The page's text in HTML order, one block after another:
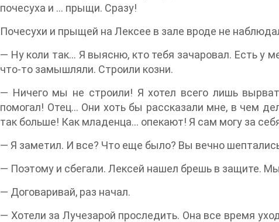
почесуха и … прыщи. Сразу!
Почесухи и прыщей на Лексее в зале вроде не
— Ну коли так… Я выясню, кто тебя зачаровал. Есть у
что-то замышляли. Строили козни.
— Ничего мы не строили! Я хотел всего лишь
помогал! Отец… Они хоть бы рассказали мне, в чем
так больше! Как младенца… опекают! Я сам могу за
— Я заметил. И все? Что еще было? Вы вечно
— Поэтому и сбегали. Лексей нашел брешь в защите.
— Договаривай, раз начал.
— Хотели за Лучезарой проследить. Она все время